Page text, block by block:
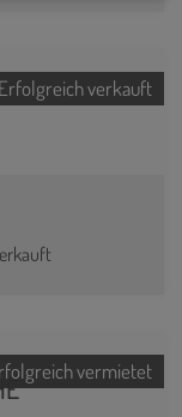
Erfolgreich verkauft
vermietet